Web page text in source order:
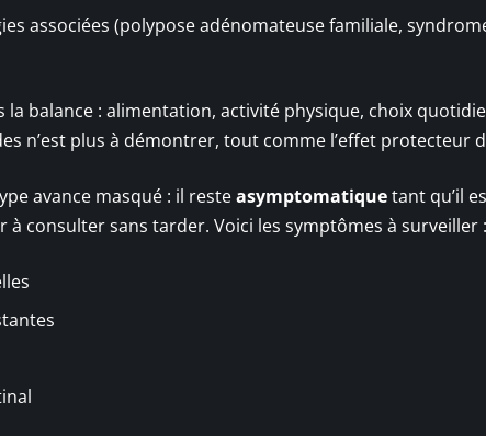
associées (polypose adénomateuse familiale,
la balance : alimentation, activité physique, choix
n’est plus à démontrer, tout comme l’effet protecteur
avance masqué : il resteasymptomatiquetant qu’il
à consulter sans tarder. Voici les symptômes à surveiller :